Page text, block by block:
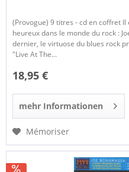
(Provogue) 9 titres - cd en coffret
heureux dans le monde du rock :
dernier, le virtuose du blues rock
"Live At The...
18,95 €
mehr Informationen
Mémoriser